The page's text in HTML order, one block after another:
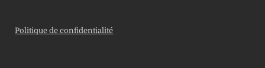
Politique de confidentialité